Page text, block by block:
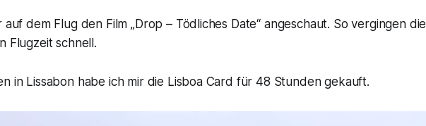
auf dem Flug den Film „Drop – Tödliches Date“ angeschaut. So vergingen die
Flugzeit schnell.
in Lissabon habe ich mir die Lisboa Card für 48 Stunden gekauft.